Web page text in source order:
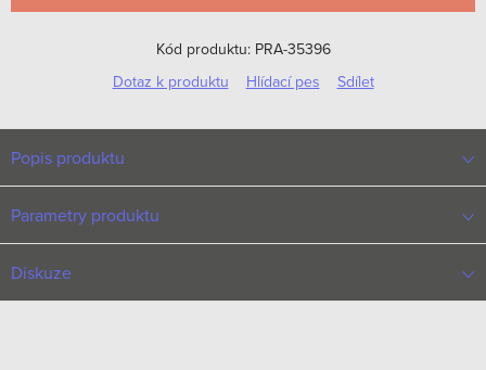
Kód produktu: PRA-35396
Dotaz k produktu
Hlídací pes Sdílet
Popis produktu
Parametry produktu
Diskuze